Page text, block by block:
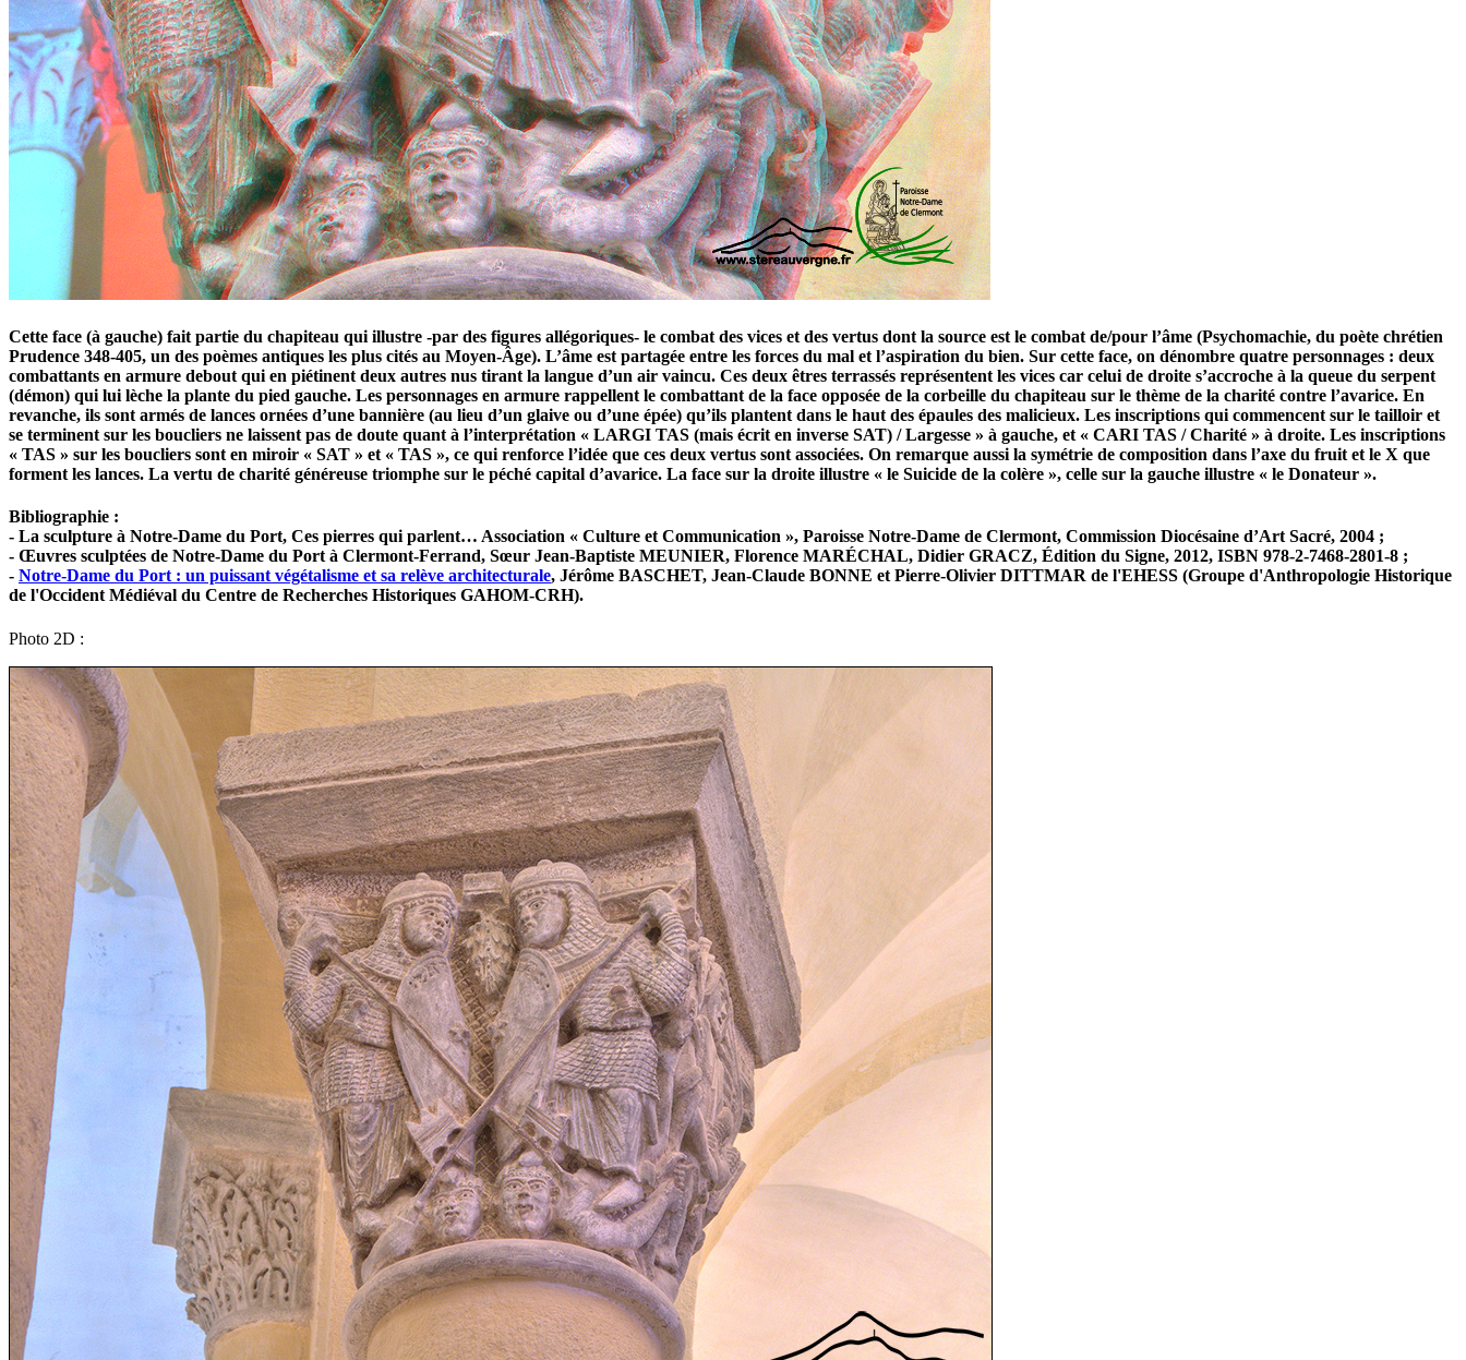
Cette face (à gauche) fait partie du chapiteau qui illustre -par des figures allégoriques- le combat des vices et des vertus dont la source est le combat de/pour l’âme (Psychomachie, du poète chrétien
Prudence 348-405, un des poèmes antiques les plus cités au Moyen-Âge). L’âme est partagée entre les forces du mal et l’aspiration du bien. Sur cette face, on dénombre quatre personnages : deux
combattants en armure debout qui en piétinent deux autres nus tirant la langue d’un air vaincu. Ces deux êtres terrassés représentent les vices car celui de droite s’accroche à la queue du serpent
(démon) qui lui lèche la plante du pied gauche. Les personnages en armure rappellent le combattant de la face opposée de la corbeille du chapiteau sur le thème de la charité contre l’avarice. En
revanche, ils sont armés de lances ornées d’une bannière (au lieu d’un glaive ou d’une épée) qu’ils plantent dans le haut des épaules des malicieux. Les inscriptions qui commencent sur le tailloir et
se terminent sur les boucliers ne laissent pas de doute quant à l’interprétation « LARGI TAS (mais écrit en inverse SAT) / Largesse » à gauche, et « CARI TAS / Charité » à droite. Les inscriptions
« TAS » sur les boucliers sont en miroir « SAT » et « TAS », ce qui renforce l’idée que ces deux vertus sont associées. On remarque aussi la symétrie de composition dans l’axe du fruit et le X que
forment les lances. La vertu de charité généreuse triomphe sur le péché capital d’avarice. La face sur la droite illustre « le Suicide de la colère », celle sur la gauche illustre « le Donateur ».
Bibliographie :
- La sculpture à Notre-Dame du Port, Ces pierres qui parlent… Association « Culture et Communication », Paroisse Notre-Dame de Clermont, Commission Diocésaine d’Art Sacré, 2004 ;
- Œuvres sculptées de Notre-Dame du Port à Clermont-Ferrand, Sœur Jean-Baptiste MEUNIER, Florence MARÉCHAL, Didier GRACZ, Édition du Signe, 2012, ISBN 978-2-7468-2801-8 ;
- Notre-Dame du Port : un puissant végétalisme et sa relève architecturale, Jérôme BASCHET, Jean-Claude BONNE et Pierre-Olivier DITTMAR de l'EHESS (Groupe d'Anthropologie Historique
de l'Occident Médiéval du Centre de Recherches Historiques GAHOM-CRH).
Photo 2D :